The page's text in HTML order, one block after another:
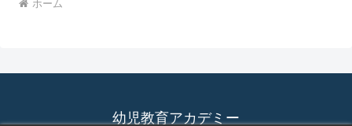
ホーム
幼児教育アカデミー